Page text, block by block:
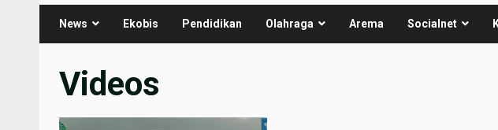
News Ekobis Pendidikan Olahraga Arema Socialnet
Videos